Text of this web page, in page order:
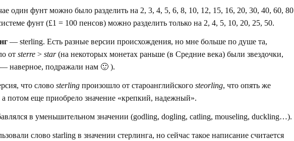
один фунт можно было разделить на 2, 3, 4, 5, 6, 8, 10, 12, 15, 16, 20, 30, 40, 60, 80
фунт (£1 = 100 пенсов) можно разделить только на 2, 4, 5, 10, 20, 25, 50.
— sterling. Есть разные версии происхождения, но мне больше по душе та,
от sterre> star(на некоторых монетах раньше (в Средние века) были звездочки,
наверное, подражали нам 🙂 ).
что слово sterlingпроизошло от староанглийского steorling, что опять же
а потом еще приобрело значение «крепкий, надежный».
в уменьшительном значении (godling, dogling, catling, mouseling, duckling…).
слово starling в значении стерлинга, но сейчас такое написание считается